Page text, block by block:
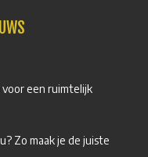
een ruimtelijk
Zo maak je de juiste